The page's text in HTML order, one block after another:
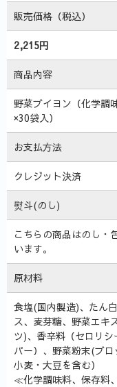
販売価格（税込）
2,215円
商品内容
野菜ブイヨン（化学調
×30袋入）
お支払方法
クレジット決済
熨斗(のし)
こちらの商品はのし・
います。
原材料
食塩(国内製造)、たん
ス、麦芽糖、野菜エキ
ツ)、香辛料（セロリ
パー）、野菜粉末(ブ
小麦・大豆を含む）
≪化学調味料、保存料